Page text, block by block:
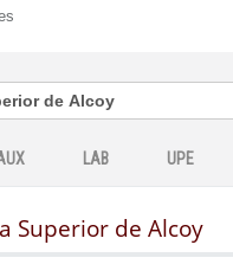
LAB UPE
Superior de Alcoy